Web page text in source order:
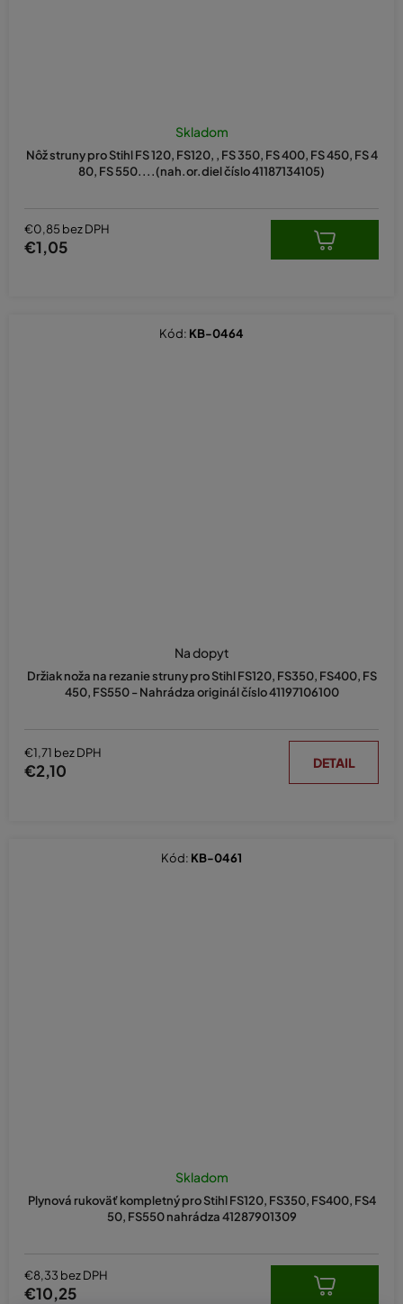
Nôž struny pro Stihl FS 120, FS120, , FS 350, FS 400, FS 450, FS 4
80, FS 550....(nah.or.diel číslo 41187134105)
Skladom
€0,85 bez DPH
€1,05
Držiak noža na rezanie struny pro Stihl FS120, FS350, FS400, FS
450, FS550 - Nahrádza originál číslo 41197106100
Na dopyt
€1,71 bez DPH
€2,10 DETAIL
Kód: KB-0464
Plynová rukoväť kompletný pro Stihl FS120, FS350, FS400, FS4
50, FS550 nahrádza 41287901309
Skladom
€8,33 bez DPH
€10,25
Kód: KB-0461